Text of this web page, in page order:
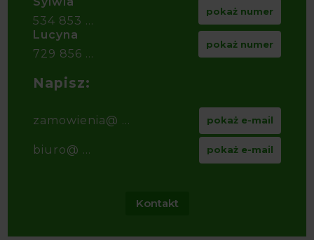
534 853 ...
pokaż numer
Lucyna
729 856 ...
pokaż numer
Napisz:
zamowienia@ ... pokaż e-mail
biuro@ ... pokaż e-mail
Kontakt